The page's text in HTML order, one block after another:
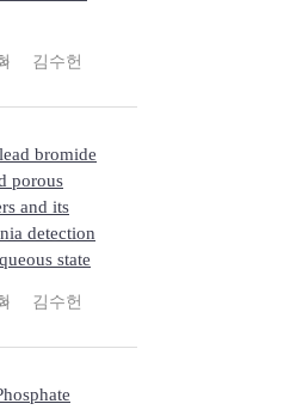
김수헌
bromide
porous
and its
detection
state
김수헌